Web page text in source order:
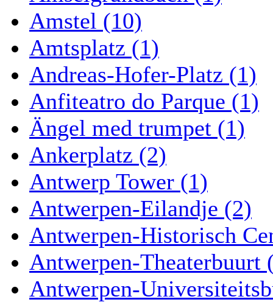
Amstel (10)
Amtsplatz (1)
Andreas-Hofer-Platz (1)
Anfiteatro do Parque (1)
Ängel med trumpet (1)
Ankerplatz (2)
Antwerp Tower (1)
Antwerpen-Eilandje (2)
Antwerpen-Historisch
Antwerpen-Theaterbuurt
Antwerpen-